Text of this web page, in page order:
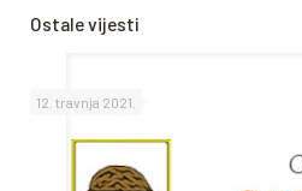
Ostale vijesti
12. travnja 2021.